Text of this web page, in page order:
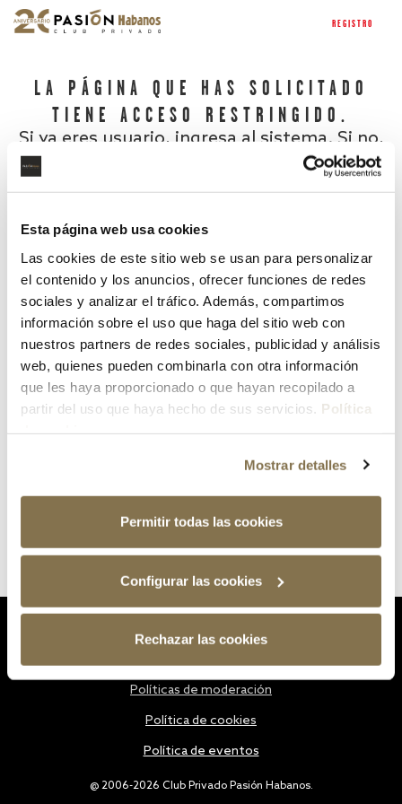
Esta página web usa cookies
Las cookies de este sitio web se usan para personalizar
el contenido y los anuncios, ofrecer funciones de redes
sociales y analizar el tráfico. Además, compartimos
información sobre el uso que haga del sitio web con
nuestros partners de redes sociales, publicidad y análisis
web, quienes pueden combinarla con otra información
que les haya proporcionado o que hayan recopilado a
partir del uso que haya hecho de sus servicios. Política
Mostrar detalles
Permitir todas las cookies
Configurar las cookies
Rechazar las cookies
REGISTRO
LA PÁGINA QUE HAS SOLICITADO
TIENE ACCESO RESTRINGIDO.
Si ya eres usuario, ingresa al sistema. Si no,
¿Has olvidado tu contraseña?
@ 2006-2026 Club Privado Pasión Habanos.
Políticas de moderación
Política de cookies
Política de eventos